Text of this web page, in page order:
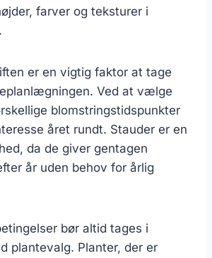
farver og teksturer i
er en vigtig faktor at tage
Ved at vælge
blomstringstidspunkter
året rundt. Stauder er en
da de giver gentagen
år uden behov for årlig
bør altid tages i
plantevalg. Planter, der er